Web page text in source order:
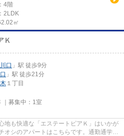
4階
2LDK
㎡
Ｋ
口 」駅 徒歩9分
」駅 徒歩21分
１丁目
募集中： 1室
地も快適な「エステートピアＫ」はいかが
オシのアパートはこちらです。通勤通学に